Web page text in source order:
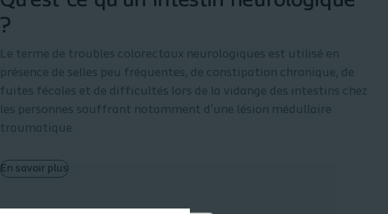
?
Le terme de troubles colorectaux neurologiques est utilisé en
présence de selles peu fréquentes, de constipation chronique, de
fuites fécales et de difficultés lors de la vidange des intestins chez
les personnes souffrant notamment d’une lésion médullaire
traumatique.
En savoir plus